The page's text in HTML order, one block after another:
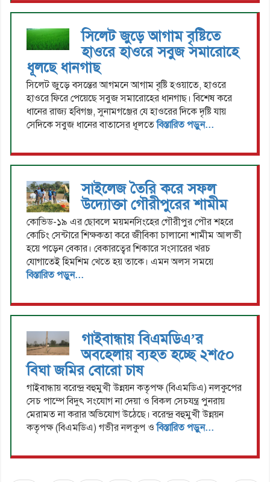
সিলেট জুড়ে আগাম বৃষ্টিতে
হাওরে হাওরে সবুজ সমারোহে
ধূলছে ধানগাছ
সিলেট জুড়ে বসন্তের আগমনে আগাম বৃষ্টি হওয়াতে, হাওরে
হাওরে ফিরে পেয়েছে সবুজ সমারোহের ধানগাছ। বিশেষ করে
ধানের রাজ্য হবিগঞ্জ, সুনামগঞ্জের যে হাওরের দিকে দৃষ্টি যায়
সেদিকে সবুজ ধানের বাতাসের ধূলতেবিস্তারিত পড়ুন...
সাইলেজ তৈরি করে সফল
উদ্যোক্তা গৌরীপুরের শামীম
কোভিড-১৯ এর ছোবলে ময়মনসিংহের গৌরীপুর পৌর শহরে
কোচিং সেন্টারে শিক্ষকতা করে জীবিকা চালানো শামীম আলভী
হয়ে পড়েন বেকার। বেকারত্বের শিকারে সংসারের খরচ
যোগাতেই হিমশিম খেতে হয় তাকে। এমন অলস সময়ে
বিস্তারিত পড়ুন...
গাইবান্ধায় বিএমডিএ’র
অবহেলায় ব্যহত হচ্ছে ২শ৫০
বিঘা জমির বোরো চাষ
গাইবান্ধায় বরেন্দ্র বহুমুখী উন্নয়ন কতৃপক্ষ (বিএমডিএ) নলকুপের
সেচ পাম্পে বিদুৎ সংযোগ না দেয়া ও বিকল সেচযন্ত্র পুনরায়
মেরামত না করার অভিযোগ উঠেছে। বরেন্দ্র বহুমুখী উন্নয়ন
কতৃপক্ষ (বিএমডিএ) গভীর নলকুপ ওবিস্তারিত পড়ুন...